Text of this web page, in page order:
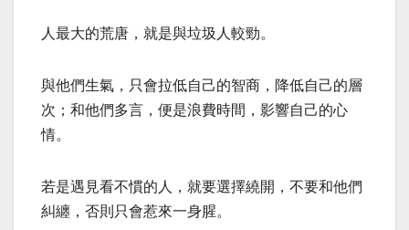
人最大的荒唐，就是與垃圾人較勁。
與他們生氣，只會拉低自己的智商，降低自己的層
次；和他們多言，便是浪費時間，影響自己的心
情。
若是遇見看不慣的人，就要選擇繞開，不要和他們
糾纏，否則只會惹來一身腥。